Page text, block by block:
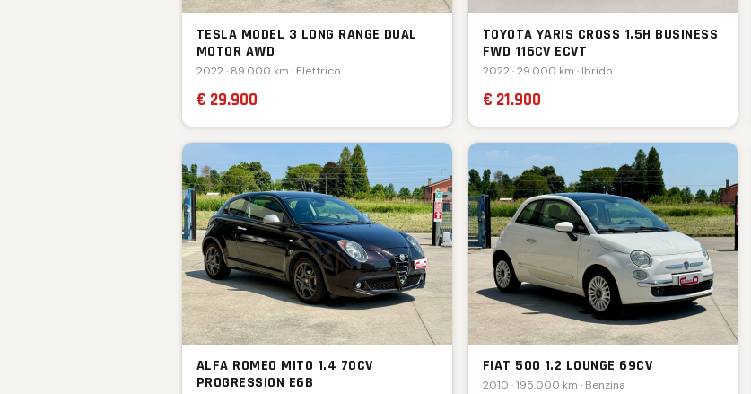
TESLA MODEL 3 LONG RANGE DUAL
MOTOR AWD
2022 · 89.000 km · Elettrico
€ 29.900
TOYOTA YARIS CROSS 1.5H BUSINESS
FWD 116CV ECVT
2022 · 29.000 km · Ibrido
€ 21.900
ALFA ROMEO MITO 1.4 70CV
PROGRESSION E6B
FIAT 500 1.2 LOUNGE 69CV
2010 · 195.000 km · Benzina